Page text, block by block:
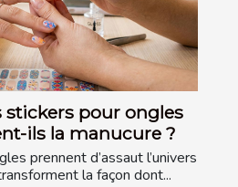
stickers pour ongles
ils la manucure ?
prennent d’assaut l’univers
la façon dont...